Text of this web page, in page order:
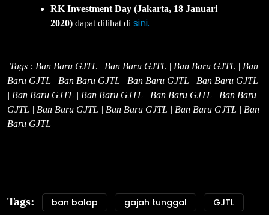
RK Investment Day (Jakarta, 18 Januari
2020) dapat dilihat di sini.
Tags : Ban Baru GJTL | Ban Baru GJTL | Ban Baru GJTL | Ban
Baru GJTL | Ban Baru GJTL | Ban Baru GJTL | Ban Baru GJTL
| Ban Baru GJTL | Ban Baru GJTL | Ban Baru GJTL | Ban Baru
GJTL | Ban Baru GJTL | Ban Baru GJTL | Ban Baru GJTL | Ban
Baru GJTL |
Tags: ban balap gajah tunggal GJTL